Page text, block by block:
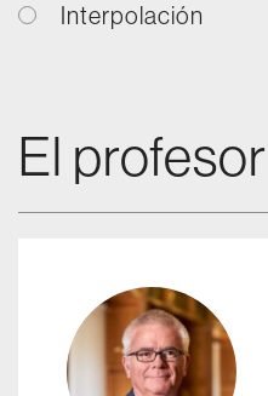
Interpolación
El profesor